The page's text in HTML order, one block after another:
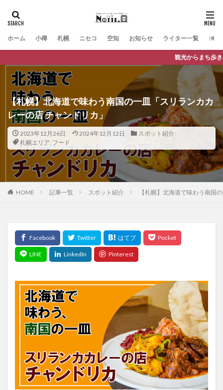
ホーム 小樽 札幌 ニセコ 空知 お知らせ ライター一覧
観光からまち歩きまで、バスに乗っておでかけが
【札幌】北海道で味わう南国の一皿「スリランカカ
レーの店 チャンドリカ」
2023年12月26日 2024年12月12日
スポット紹介
札幌エリア, フード
HOME 記事一覧 スポット紹介 【札幌】北海道で味わう南国